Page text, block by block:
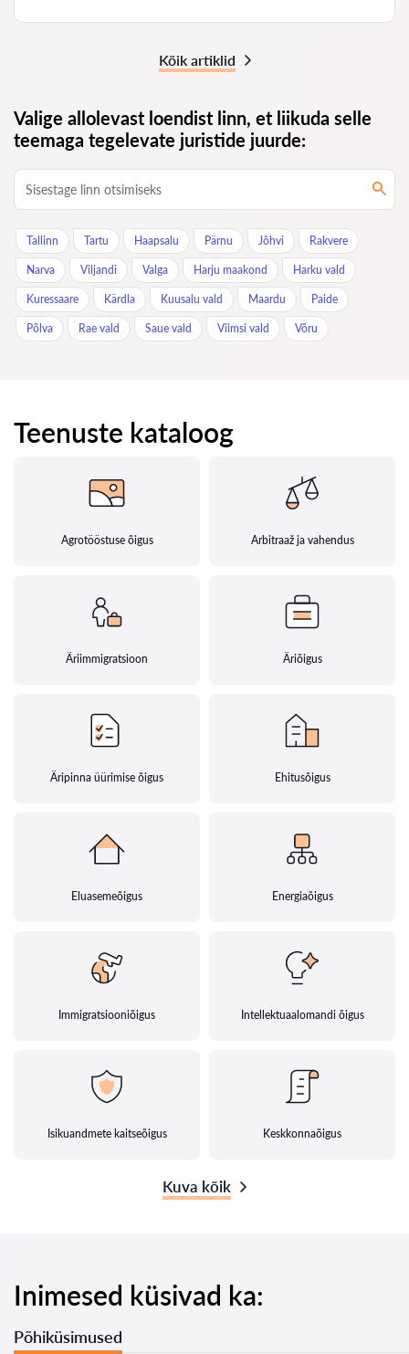
Kõik artiklid
Valige allolevast loendist linn, et liikuda selle
teemaga tegelevate juristide juurde:
Tallinn Tartu Haapsalu Pärnu Jõhvi Rakvere
Narva Viljandi Valga Harju maakond Harku vald
Kuressaare Kärdla Kuusalu vald Maardu Paide
Põlva Rae vald Saue vald Viimsi vald Võru
Teenuste kataloog
Agrotööstuse õigus Arbitraaž ja vahendus
Äriimmigratsioon Äriõigus
Äripinna üürimise õigus Ehitusõigus
Eluasemeõigus Energiaõigus
Immigratsiooniõigus Intellektuaalomandi õigus
Isikuandmete kaitseõigus Keskkonnaõigus
Kuva kõik
Inimesed küsivad ka:
Põhiküsimused